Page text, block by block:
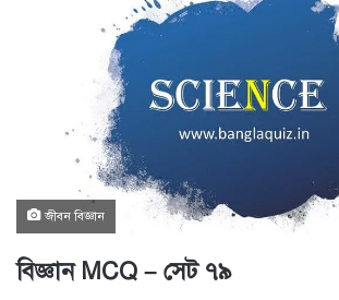
জীবন বিজ্ঞান
বিজ্ঞান MCQ – সেট ৭৯